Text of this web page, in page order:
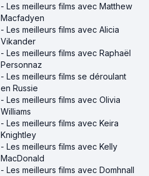
- Les meilleurs films avec Matthew
Macfadyen
- Les meilleurs films avec Alicia
Vikander
- Les meilleurs films avec Raphaël
Personnaz
- Les meilleurs films se déroulant
en Russie
- Les meilleurs films avec Olivia
Williams
- Les meilleurs films avec Keira
Knightley
- Les meilleurs films avec Kelly
MacDonald
- Les meilleurs films avec Domhnall